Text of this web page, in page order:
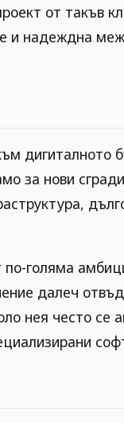
от такъв
и надеждна
за нови
голяма
далеч
нея често се